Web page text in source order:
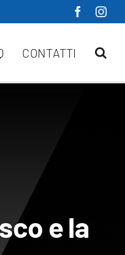
CONTATTI
e la